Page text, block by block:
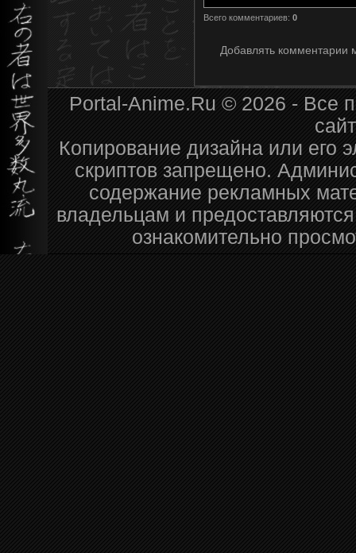
Всего комментариев: 0
Добавлять комментарии
Portal-Anime.Ru © 2026 - Все
Копирование дизайна или его
скриптов запрещено.
содержание рекламных
владельцам и
ознакомительно